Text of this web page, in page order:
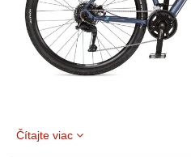
Čítajte viac